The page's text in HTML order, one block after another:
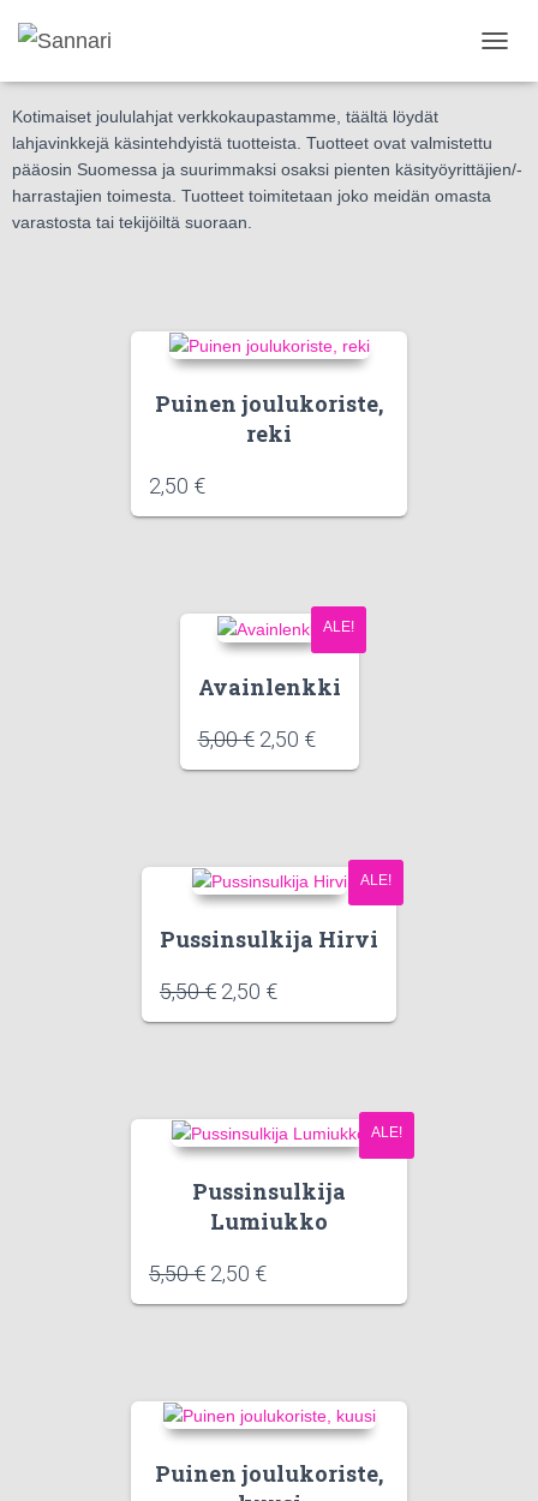
A
O
Kotimaiset joululahjat -
Suomessa valmistetut tuotteet
Kotimaiset joululahjat verkkokaupastamme, täältä löydät
lahjavinkkejä käsintehdyistä tuotteista. Tuotteet ovat valmistettu
pääosin Suomessa ja suurimmaksi osaksi pienten käsityöyrittäjien/-
harrastajien toimesta. Tuotteet toimitetaan joko meidän omasta
varastosta tai tekijöiltä suoraan.
Puinen joulukoriste,
reki
2,50 €
ALE!
Avainlenkki
5,00€ 2,50 €
ALE!
Pussinsulkija Hirvi
5,50€ 2,50 €
ALE!
Pussinsulkija
Lumiukko
5,50€ 2,50 €
Puinen joulukoriste,